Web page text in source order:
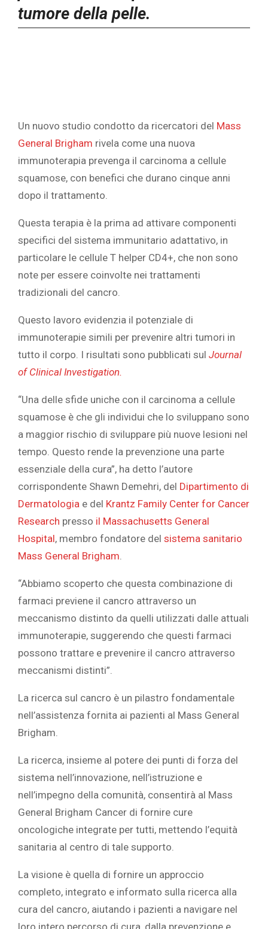
tumore della pelle.
Un nuovo studio condotto da ricercatori del Mass
General Brigham rivela come una nuova
immunoterapia prevenga il carcinoma a cellule
squamose, con benefici che durano cinque anni
dopo il trattamento.
Questa terapia è la prima ad attivare componenti
specifici del sistema immunitario adattativo, in
particolare le cellule T helper CD4+, che non sono
note per essere coinvolte nei trattamenti
tradizionali del cancro.
Questo lavoro evidenzia il potenziale di
immunoterapie simili per prevenire altri tumori in
tutto il corpo. I risultati sono pubblicati sul Journal
of Clinical Investigation.
“Una delle sfide uniche con il carcinoma a cellule
squamose è che gli individui che lo sviluppano sono
a maggior rischio di sviluppare più nuove lesioni nel
tempo. Questo rende la prevenzione una parte
essenziale della cura”, ha detto l’autore
corrispondente Shawn Demehri, del Dipartimento di
Dermatologia e del Krantz Family Center for Cancer
Research presso il Massachusetts General
Hospital, membro fondatore del sistema sanitario
Mass General Brigham.
“Abbiamo scoperto che questa combinazione di
farmaci previene il cancro attraverso un
meccanismo distinto da quelli utilizzati dalle attuali
immunoterapie, suggerendo che questi farmaci
possono trattare e prevenire il cancro attraverso
meccanismi distinti”.
La ricerca sul cancro è un pilastro fondamentale
nell’assistenza fornita ai pazienti al Mass General
Brigham.
La ricerca, insieme al potere dei punti di forza del
sistema nell’innovazione, nell’istruzione e
nell’impegno della comunità, consentirà al Mass
General Brigham Cancer di fornire cure
oncologiche integrate per tutti, mettendo l’equità
sanitaria al centro di tale supporto.
La visione è quella di fornire un approccio
completo, integrato e informato sulla ricerca alla
cura del cancro, aiutando i pazienti a navigare nel